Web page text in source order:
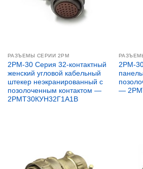
РАЗЪЕМЫ СЕРИИ 2PM
2PM-30 Серия 32-контактный
женский угловой кабельный
штекер неэкранированный с
позолоченным контактом —
2РМТ30КУН32Г1А1В
2PM-
—